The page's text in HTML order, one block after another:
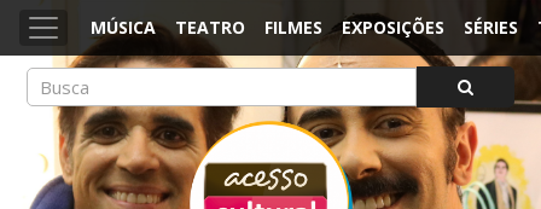
MÚSICA TEATRO FILMES EXPOSIÇÕES SÉRIES